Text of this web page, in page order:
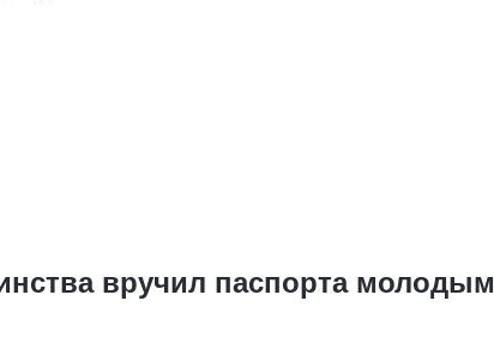
вручил паспорта молодым